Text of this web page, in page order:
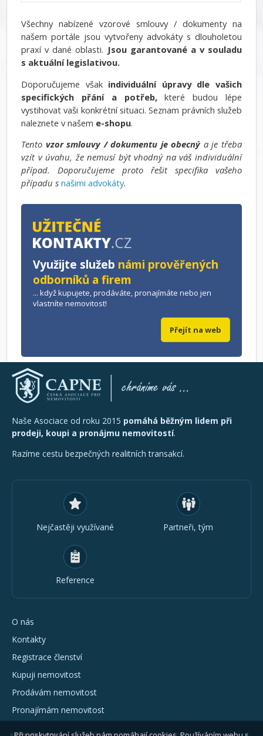
Všechny nabízené vzorové smlouvy / dokumenty na
našem portále jsou vytvořeny advokáty s dlouholetou
praxí v dané oblasti. Jsou garantované a v souladu
s aktuální legislativou.
Doporučujeme všakindividuální úpravy dle vašich
specifických přání a potřeb,které budou lépe
vystihovat vaši konkrétní situaci. Seznam právních služeb
naleznete v našem e-shopu.
Tento vzor smlouvy / dokumentu je obecnýa je třeba
vzít v úvahu, že nemusí být vhodný na váš individuální
případ. Doporučujeme proto řešit specifika vašeho
případu snašimi advokáty.
Využijte služeb námi prověřených
odborníků a firem
... když kupujete, prodáváte, pronajímáte nebo jen
vlastníte nemovitost!
Přejít na web
Naše Asociace od roku 2015 pomáhá běžným lidem při
prodeji, koupi a pronájmu nemovitostí.
Razíme cestu bezpečných realitních transakcí.
Nejčastěji využívané Partneři, tým
Reference
O nás
Kontakty
Registrace členství
Kupuji nemovitost
Prodávám nemovitost
Pronajímám nemovitost